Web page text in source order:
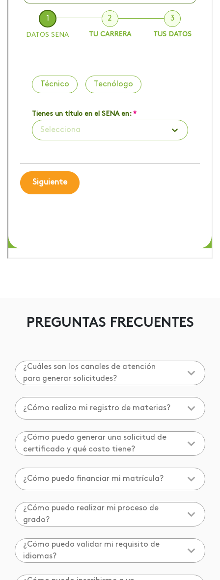
PREGUNTAS FRECUENTES
¿Cuáles son los canales de atención
para generar solicitudes?
¿Cómo realizo mi registro de materias?
¿Cómo puedo generar una solicitud de
certificado y qué costo tiene?
¿Cómo puedo financiar mi matrícula?
¿Cómo puedo realizar mi proceso de
grado?
¿Cómo puedo validar mi requisito de
idiomas?